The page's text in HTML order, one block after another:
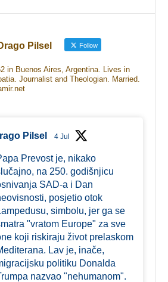
Pilsel Follow
in Buenos Aires, Argentina. Lives in
Journalist and Theologian. Married.
Pilsel 4 Jul
Prevost je, nikako
na 250. godišnjicu
SAD-a i Dan
posjetio otok
simbolu, jer ga se
"vratom Europe" za sve
koji riskiraju život prelaskom
Lav je, inače,
politiku Donalda
nazvao "nehumanom".